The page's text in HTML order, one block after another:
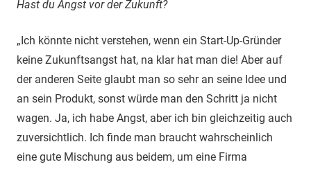
Hast du Angst vor der Zukunft?
„Ich könnte nicht verstehen, wenn ein Start-Up-Gründer
keine Zukunftsangst hat, na klar hat man die! Aber auf
der anderen Seite glaubt man so sehr an seine Idee und
an sein Produkt, sonst würde man den Schritt ja nicht
wagen. Ja, ich habe Angst, aber ich bin gleichzeitig auch
zuversichtlich. Ich finde man braucht wahrscheinlich
eine gute Mischung aus beidem, um eine Firma